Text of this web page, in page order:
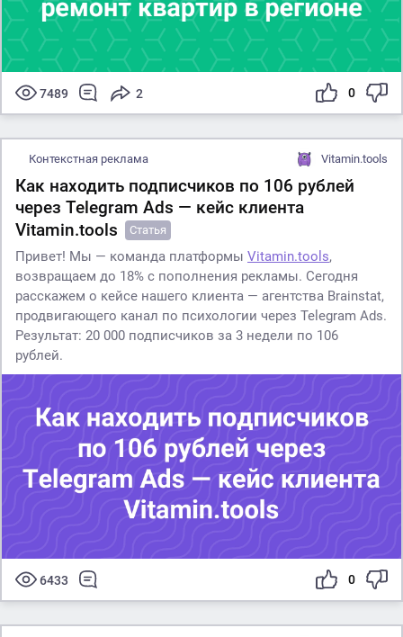
7489 2 0
Контекстная реклама Vitamin.tools
Как находить подписчиков по 106 рублей
через Telegram Ads — кейс клиента
Vitamin.tools
Статья
Привет! Мы — команда платформы Vitamin.tools,
возвращаем до 18% с пополнения рекламы. Сегодня
расскажем о кейсе нашего клиента — агентства Brainstat,
продвигающего канал по психологии через Telegram Ads.
Результат: 20 000 подписчиков за 3 недели по 106
рублей.
6433 0